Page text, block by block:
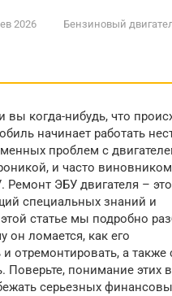
2026
Бензиновый
когда-нибудь, что
начинает работать
проблем с
и часто виновником
Ремонт ЭБУ двигателя –
специальных знаний и
статье мы подробно
он ломается, как его
и отремонтировать, а также
Поверьте, понимание этих
серьезных